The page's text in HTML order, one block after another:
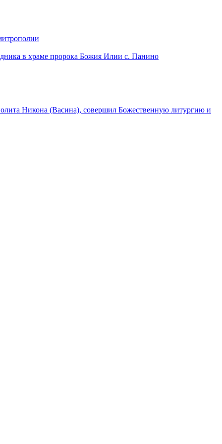
в храме пророка Божия Илии с. Панино
Никона (Васина), совершил Божественную литургию и